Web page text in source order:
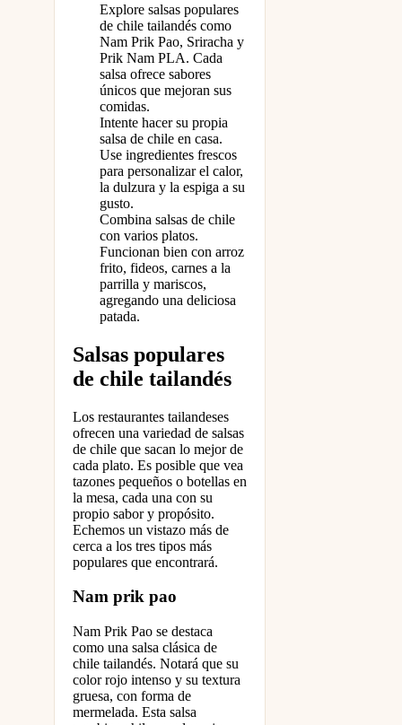
Explore salsas populares
de chile tailandés como
Nam Prik Pao, Sriracha y
Prik Nam PLA. Cada
salsa ofrece sabores
únicos que mejoran sus
comidas.
Intente hacer su propia
salsa de chile en casa.
Use ingredientes frescos
para personalizar el calor,
la dulzura y la espiga a su
gusto.
Combina salsas de chile
con varios platos.
Funcionan bien con arroz
frito, fideos, carnes a la
parrilla y mariscos,
agregando una deliciosa
patada.
Salsas populares
de chile tailandés
Los restaurantes tailandeses
ofrecen una variedad de salsas
de chile que sacan lo mejor de
cada plato. Es posible que vea
tazones pequeños o botellas en
la mesa, cada una con su
propio sabor y propósito.
Echemos un vistazo más de
cerca a los tres tipos más
populares que encontrará.
Nam prik pao
Nam Prik Pao se destaca
como una salsa clásica de
chile tailandés. Notará que su
color rojo intenso y su textura
gruesa, con forma de
mermelada. Esta salsa